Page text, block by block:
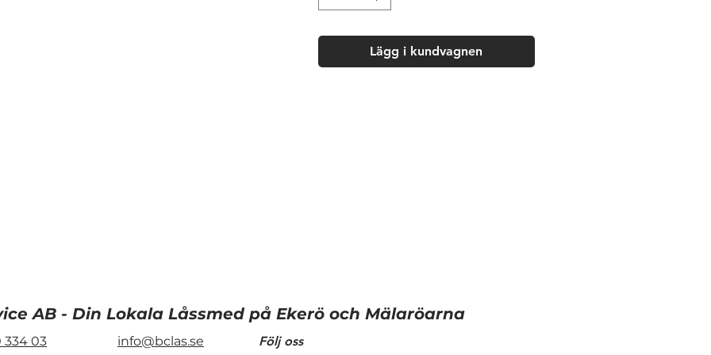
Lägg i kundvagnen
AB - Din Lokala Låssmed på Ekerö och Mälaröarna
info@bclas.se
334 03 Följ oss